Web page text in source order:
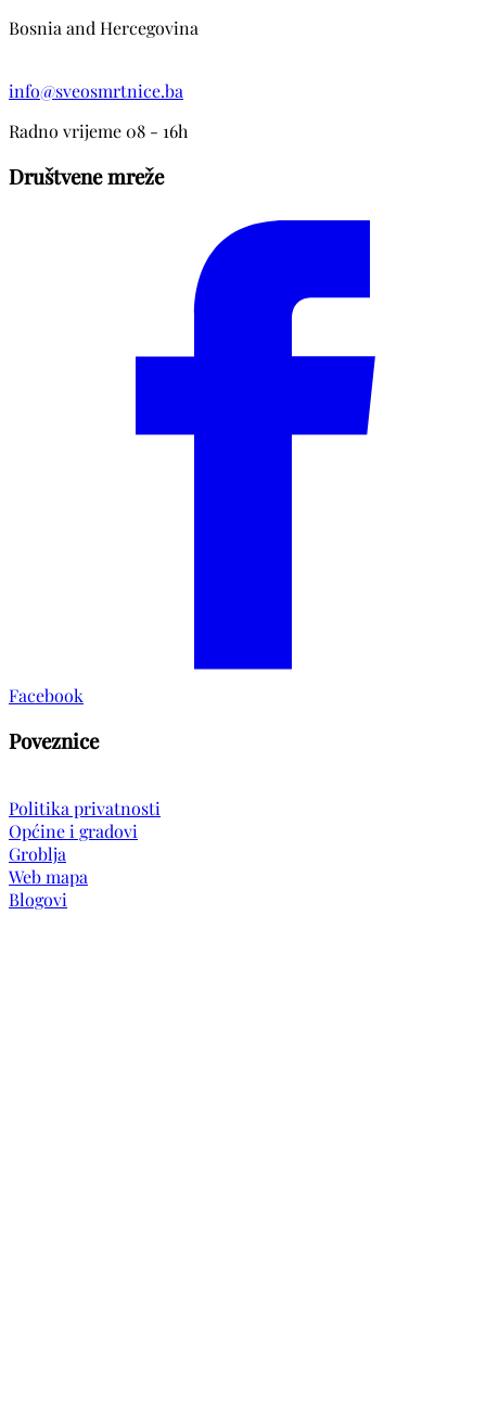
Bosnia and Hercegovina
info@sveosmrtnice.ba
Radno vrijeme 08 - 16h
Društvene mreže
Facebook
Poveznice
Politika privatnosti
Općine i gradovi
Groblja
Web mapa
Blogovi